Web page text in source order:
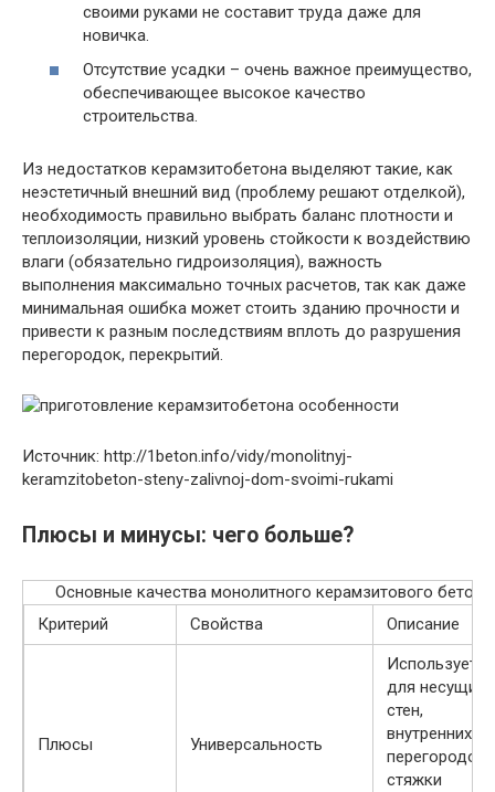
своими руками не составит труда даже для
новичка.
Отсутствие усадки – очень важное преимущество,
обеспечивающее высокое качество
строительства.
Из недостатков керамзитобетона выделяют такие, как
неэстетичный внешний вид (проблему решают отделкой),
необходимость правильно выбрать баланс плотности и
теплоизоляции, низкий уровень стойкости к воздействию
влаги (обязательно гидроизоляция), важность
выполнения максимально точных расчетов, так как даже
минимальная ошибка может стоить зданию прочности и
привести к разным последствиям вплоть до разрушения
перегородок, перекрытий.
Источник: http://1beton.info/vidy/monolitnyj-
keramzitobeton-steny-zalivnoj-dom-svoimi-rukami
Плюсы и минусы: чего больше?
Основные качества монолитного керамзитового бетона
Критерий
Свойства Описание
Плюсы Универсальность
Используется
для несущих
стен,
внутренних
перегородок,
стяжки